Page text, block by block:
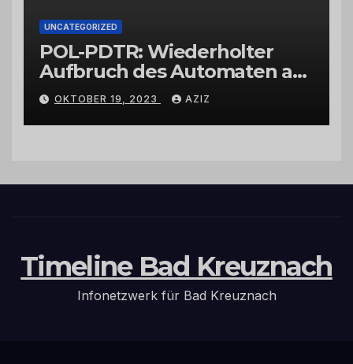
UNCATEGORIZED
POL-PDTR: Wiederholter
Aufbruch des Automaten am
Wohnmobilstellplatz in
Hermeskeil am Labachweg
OKTOBER 19, 2023 AZIZ
Timeline Bad Kreuznach
Infonetzwerk für Bad Kreuznach